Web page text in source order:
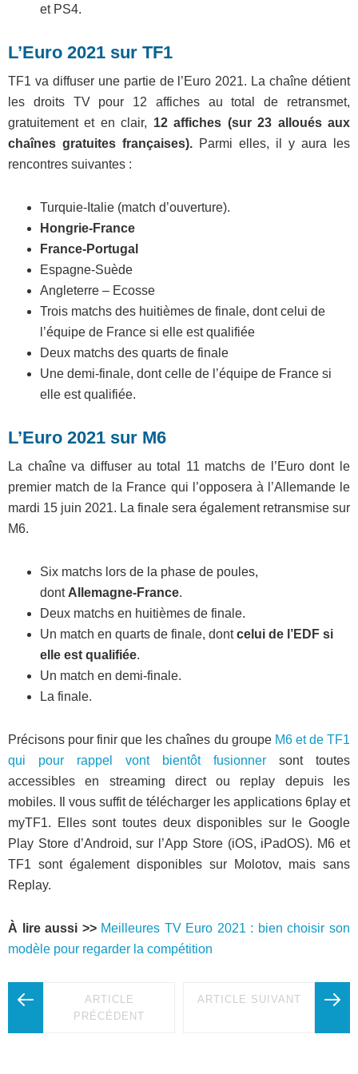
et PS4.
L’Euro 2021 sur TF1
TF1 va diffuser une partie de l’Euro 2021. La chaîne détient
les droits TV pour 12 affiches au total de retransmet,
gratuitement et en clair, 12 affiches (sur 23 alloués aux
chaînes gratuites françaises). Parmi elles, il y aura les
rencontres suivantes :
Turquie-Italie (match d’ouverture).
Hongrie-France
France-Portugal
Espagne-Suède
Angleterre – Ecosse
Trois matchs des huitièmes de finale, dont celui de
l’équipe de France si elle est qualifiée
Deux matchs des quarts de finale
Une demi-finale, dont celle de l’équipe de France si
elle est qualifiée.
L’Euro 2021 sur M6
La chaîne va diffuser au total 11 matchs de l’Euro dont le
premier match de la France qui l’opposera à l’Allemande le
mardi 15 juin 2021. La finale sera également retransmise sur
M6.
Six matchs lors de la phase de poules,
dontAllemagne-France.
Deux matchs en huitièmes de finale.
Un match en quarts de finale, dontcelui de l’EDF si
elle est qualifiée.
Un match en demi-finale.
La finale.
Précisons pour finir que les chaînes du groupe M6 et de TF1
qui pour rappel vont bientôt fusionner sont toutes
accessibles en streaming direct ou replay depuis les
mobiles. Il vous suffit de télécharger les applications 6play et
myTF1. Elles sont toutes deux disponibles sur le Google
Play Store d’Android, sur l’App Store (iOS, iPadOS). M6 et
TF1 sont également disponibles sur Molotov, mais sans
Replay.
À lire aussi >> Meilleures TV Euro 2021 : bien choisir son
modèle pour regarder la compétition
ARTICLE
PRÉCÉDENT
ARTICLE SUIVANT